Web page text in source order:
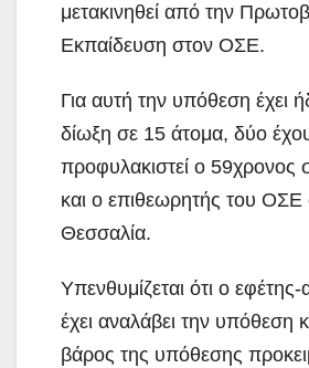
μετακινηθεί από την
Εκπαίδευση στον ΟΣΕ.
Για αυτή την υπόθεση έχει
δίωξη σε 15 άτομα, δύο
προφυλακιστεί ο 59χρονος
και ο επιθεωρητής του ΟΣΕ
Θεσσαλία.
Υπενθυμίζεται ότι ο
έχει αναλάβει την υπόθεση
βάρος της υπόθεσης